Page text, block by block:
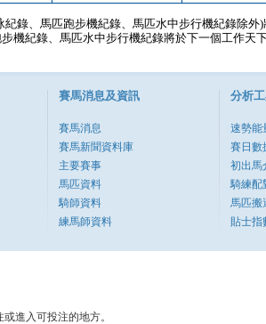
紀錄、馬匹跑步機紀錄、馬匹水中步行機紀錄除外
機紀錄、馬匹水中步行機紀錄將於下一個工作天
賽馬消息及資訊
賽馬消息
賽馬新聞資料庫
主要賽事
馬匹資料
騎師資料
練馬師資料
分析
速勢能
賽日數
初出馬
騎練配
馬匹搬
貼士指
進入可投注的地方。